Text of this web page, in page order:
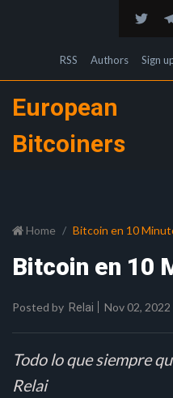
RSS Authors Sign
European
Bitcoiners
Home Bitcoin en 10
Bitcoin en 10
Posted by Relai Nov 02, 2022
Todo lo que siempre
Relai